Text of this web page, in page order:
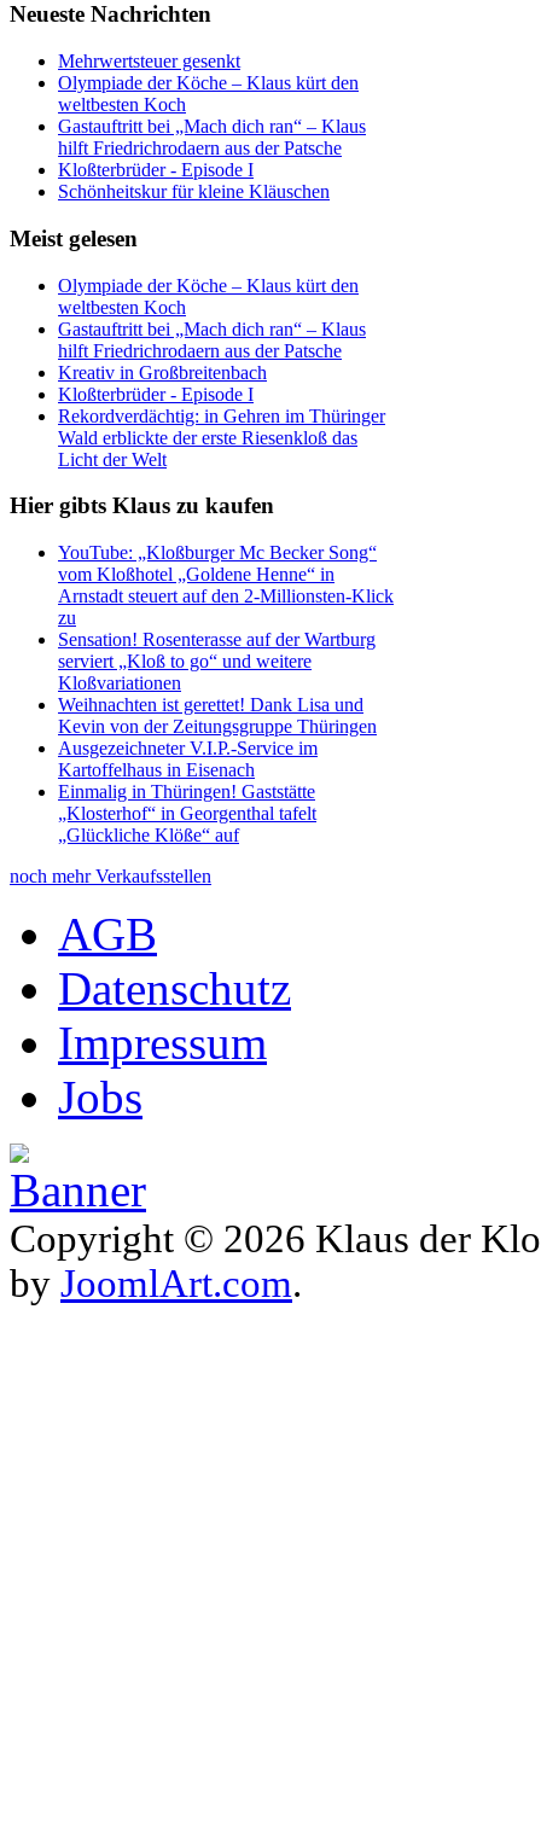
Neueste Nachrichten
Mehrwertsteuer gesenkt
Olympiade der Köche – Klaus kürt den
weltbesten Koch
Gastauftritt bei „Mach dich ran“ – Klaus
hilft Friedrichrodaern aus der Patsche
Kloßterbrüder - Episode I
Schönheitskur für kleine Kläuschen
Meist gelesen
Olympiade der Köche – Klaus kürt den
weltbesten Koch
Gastauftritt bei „Mach dich ran“ – Klaus
hilft Friedrichrodaern aus der Patsche
Kreativ in Großbreitenbach
Kloßterbrüder - Episode I
Rekordverdächtig: in Gehren im Thüringer
Wald erblickte der erste Riesenkloß das
Licht der Welt
Hier gibts Klaus zu kaufen
YouTube: „Kloßburger Mc Becker Song“
vom Kloßhotel „Goldene Henne“ in
Arnstadt steuert auf den 2-Millionsten-Klick
zu
Sensation! Rosenterasse auf der Wartburg
serviert „Kloß to go“ und weitere
Kloßvariationen
Weihnachten ist gerettet! Dank Lisa und
Kevin von der Zeitungsgruppe Thüringen
Ausgezeichneter V.I.P.-Service im
Kartoffelhaus in Eisenach
Einmalig in Thüringen! Gaststätte
„Klosterhof“ in Georgenthal tafelt
„Glückliche Klöße“ auf
noch mehr Verkaufsstellen
AGB
Datenschutz
Impressum
Jobs
Copyright © 2026 Klaus der
by JoomlArt.com.